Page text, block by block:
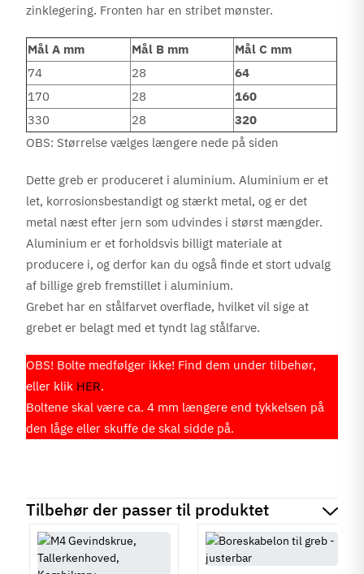
zinklegering. Fronten har en stribet mønster.
Mål A mm Mål B mm
Mål C mm
74
28
64
170
28
160
330
28
320
OBS: Størrelse vælges længere nede på siden
Dette greb er produceret i aluminium. Aluminium er et
let, korrosionsbestandigt og stærkt metal, og er det
metal næst efter jern som udvindes i størst mængder.
Aluminium er et forholdsvis billigt materiale at
producere i, og derfor kan du også finde et stort udvalg
af billige greb fremstillet i aluminium.
Grebet har en stålfarvet overflade, hvilket vil sige at
grebet er belagt med et tyndt lag stålfarve.
OBS! Bolte medfølger ikke! Find dem under tilbehør,
eller klik HER.
Boltene skal være ca. 4 mm længere end tykkelsen på
den låge eller skuffe de skal sidde på.
Tilbehør der passer til produktet